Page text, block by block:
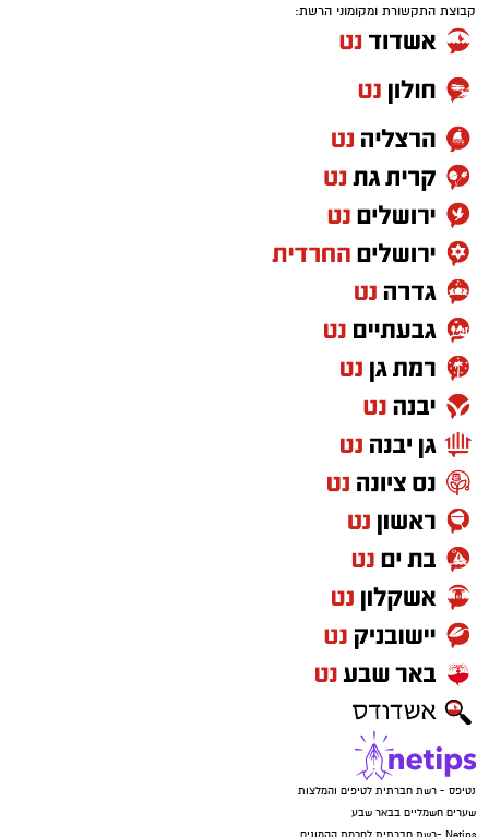
קבוצת התקשורת ומקומוני הרשת:
נטיפס - רשת חברתית לטיפים והמלצות
שערים חשמליים בבאר שבע